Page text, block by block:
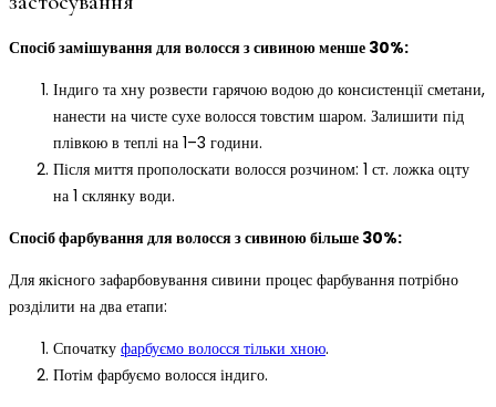
Спосіб замішування для волосся з сивиною менше 30%:
Індиго та хну розвести гарячою водою до консистенції сметани,
нанести на чисте сухе волосся товстим шаром. Залишити під
плівкою в теплі на 1–3 години.
Після миття прополоскати волосся розчином: 1 ст. ложка оцту
на 1 склянку води.
Спосіб фарбування для волосся з сивиною більше 30%:
Для якісного зафарбовування сивини процес фарбування потрібно
розділити на два етапи:
Спочатку фарбуємо волосся тільки хною.
Потім фарбуємо волосся індиго.